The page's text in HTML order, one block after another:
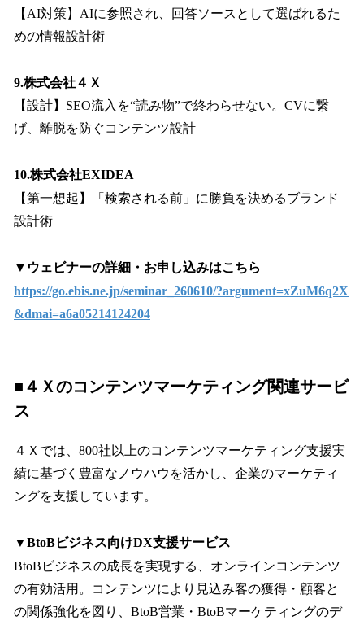
【AI対策】AIに参照され、回答ソースとして選ばれるた
めの情報設計術
9.株式会社４Ｘ
【設計】SEO流入を“読み物”で終わらせない。CVに繋
げ、離脱を防ぐコンテンツ設計
10.株式会社EXIDEA
【第一想起】「検索される前」に勝負を決めるブランド
設計術
▼ウェビナーの詳細・お申し込みはこちら
https://go.ebis.ne.jp/seminar_260610/?argument=xZuM6q2X
&dmai=a6a05214124204
■４Ｘのコンテンツマーケティング関連サービ
ス
４Ｘでは、800社以上のコンテンツマーケティング支援実
績に基づく豊富なノウハウを活かし、企業のマーケティ
ングを支援しています。
▼BtoBビジネス向けDX支援サービス
BtoBビジネスの成長を実現する、オンラインコンテンツ
の有効活用。コンテンツにより見込み客の獲得・顧客と
の関係強化を図り、BtoB営業・BtoBマーケティングのデ